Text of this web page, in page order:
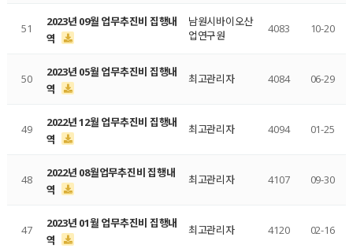
51
2023년 09월 업무추진비 집행내
역
남원시바이오산
업연구원
4083 10-20
50
2023년 05월 업무추진비 집행내
역
최고관리자 4084 06-29
49
2022년 12월 업무추진비 집행내
역
최고관리자 4094 01-25
48
2022년 08월업무추진비 집행내
역
최고관리자 4107 09-30
47
2023년 01월 업무추진비 집행내
역
최고관리자 4120 02-16